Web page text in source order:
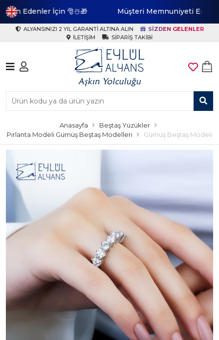
Müşteri Memnuniyeti En Yüksek Marka
ALYANSINIZI 2 YIL GARANTI ALTINA ALIN
SIZDEN GELENLER
İLETIŞIM
SIPARIŞ TAKIBI
Anasayfa
Beştaş Yüzükler
Pırlanta Modeli Gümüş Beştaş Modelleri
Gümüş Beştaş Modeli